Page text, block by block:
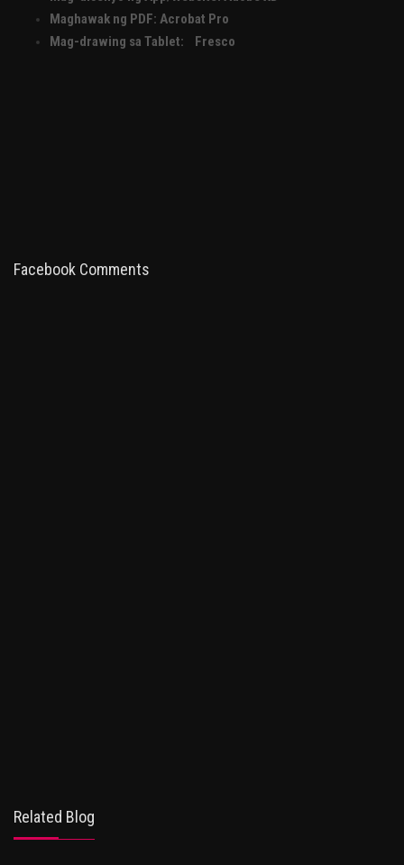
Maghawak ng PDF: Acrobat Pro
Mag-drawing sa Tablet:
Fresco
Facebook Comments
Related Blog